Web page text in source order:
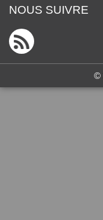
NOUS SUIVRE
©